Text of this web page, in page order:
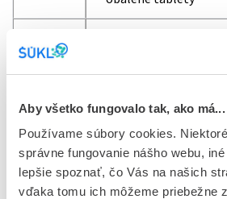
Aby všetko fungovalo tak, ako má...
Používame súbory cookies.
správne fungovanie nášho webu,
lepšie spoznať, čo Vás na našich
vďaka tomu ich môžeme priebežne
49530
Losartan Zentiva 50
Uvedené lieky sa sťahujú
spoločností, lekární a
stiahnutia z trhu je prítomnosť
látke nad povolený limit.